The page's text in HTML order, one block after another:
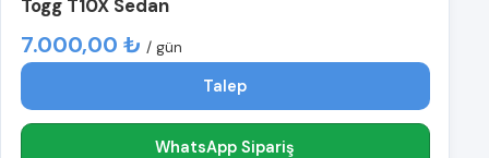
Togg T10X Sedan
7.000,00 ₺ / gün
Talep
WhatsApp Sipariş